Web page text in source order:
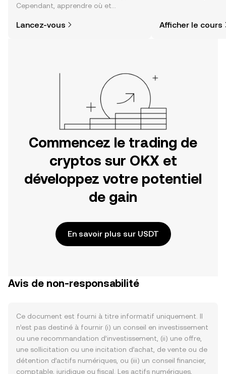
Cependant, apprendre où et
plus simple que vous ne l’imaginez.
Lancez-vous Afficher le cours
Commencez le trading de
cryptos sur OKX et
développez votre potentiel
de gain
En savoir plus sur USDT
Avis de non-responsabilité
Ce document est fourni à titre informatif uniquement. Il
n’est pas destiné à fournir (i) un conseil en investissement
ou une recommandation d’investissement, (ii) une offre,
une sollicitation ou une incitation d’achat, de vente ou de
détention d’actifs numériques, ou (iii) un conseil financier,
comptable, juridique ou fiscal. Les actifs numériques,